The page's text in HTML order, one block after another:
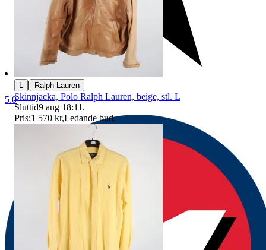
5.0
| Ralph Lauren
Skinnjacka, Polo Ralph Lauren, beige, stl. L
Sluttid9 aug 18:11 .
Pris:1 570 kr,Ledande bud.